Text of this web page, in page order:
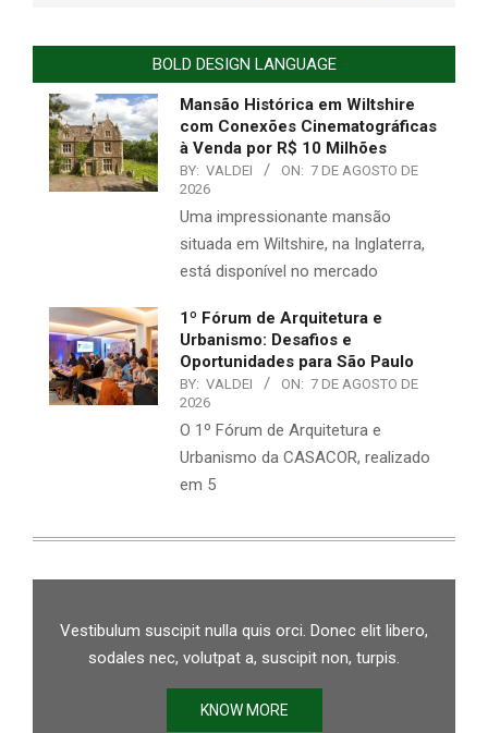
BOLD DESIGN LANGUAGE
Mansão Histórica em Wiltshire
com Conexões Cinematográficas
à Venda por R$ 10 Milhões
BY: VALDEI ON: 7 DE AGOSTO DE
2026
Uma impressionante mansão
situada em Wiltshire, na Inglaterra,
está disponível no mercado
1º Fórum de Arquitetura e
Urbanismo: Desafios e
Oportunidades para São Paulo
BY: VALDEI ON: 7 DE AGOSTO DE
2026
O 1º Fórum de Arquitetura e
Urbanismo da CASACOR, realizado
em 5
Vestibulum suscipit nulla quis orci. Donec elit libero,
sodales nec, volutpat a, suscipit non, turpis.
KNOW MORE